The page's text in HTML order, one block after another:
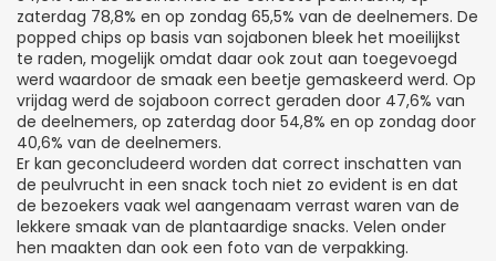
zaterdag 78,8% en op zondag 65,5% van de deelnemers. De
popped chips op basis van sojabonen bleek het moeilijkst
te raden, mogelijk omdat daar ook zout aan toegevoegd
werd waardoor de smaak een beetje gemaskeerd werd. Op
vrijdag werd de sojaboon correct geraden door 47,6% van
de deelnemers, op zaterdag door 54,8% en op zondag door
40,6% van de deelnemers.
Er kan geconcludeerd worden dat correct inschatten van
de peulvrucht in een snack toch niet zo evident is en dat
de bezoekers vaak wel aangenaam verrast waren van de
lekkere smaak van de plantaardige snacks. Velen onder
hen maakten dan ook een foto van de verpakking.